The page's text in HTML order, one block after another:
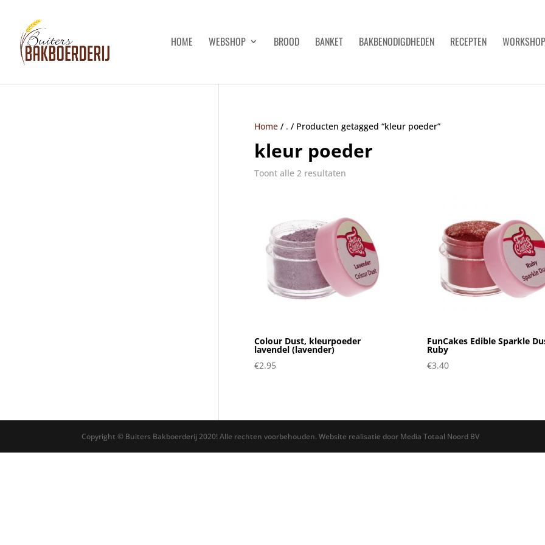
HOME WEBSHOP BROOD BANKET BAKBENODIGDHEDEN RECEPTEN
Home/ . / Producten getagged “kleur poeder”
kleur poeder
Toont alle 2 resultaten
Colour Dust, kleurpoeder
lavendel (lavender)
€2.95
FunCakes Edible Sparkle
Ruby
€3.40
Copyright © Buiters Bakboerderij 2020! Alle rechten voorbehouden. Website realisatie door Media Totaal Noord BV